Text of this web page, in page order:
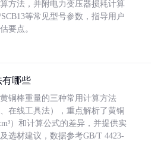
方法，并附电力变压器损耗计算
等常见型号参数，指导用户
要点。
有哪些
铜棒重量的三种常用计算方法
在线工具法），重点解析了黄铜
）和计算公式的差异，并提供实
选材建议，数据参考GB/T 4423-